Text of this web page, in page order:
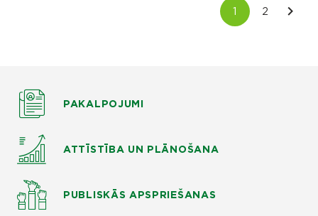
PAKALPOJUMI
ATTĪSTĪBA UN PLĀNOŠANA
PUBLISKĀS APSPRIEŠANAS